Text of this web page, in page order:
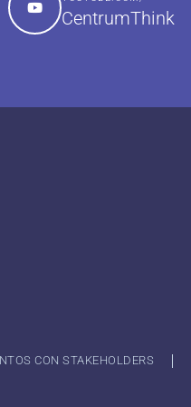
CentrumThink
CON STAKEHOLDERS